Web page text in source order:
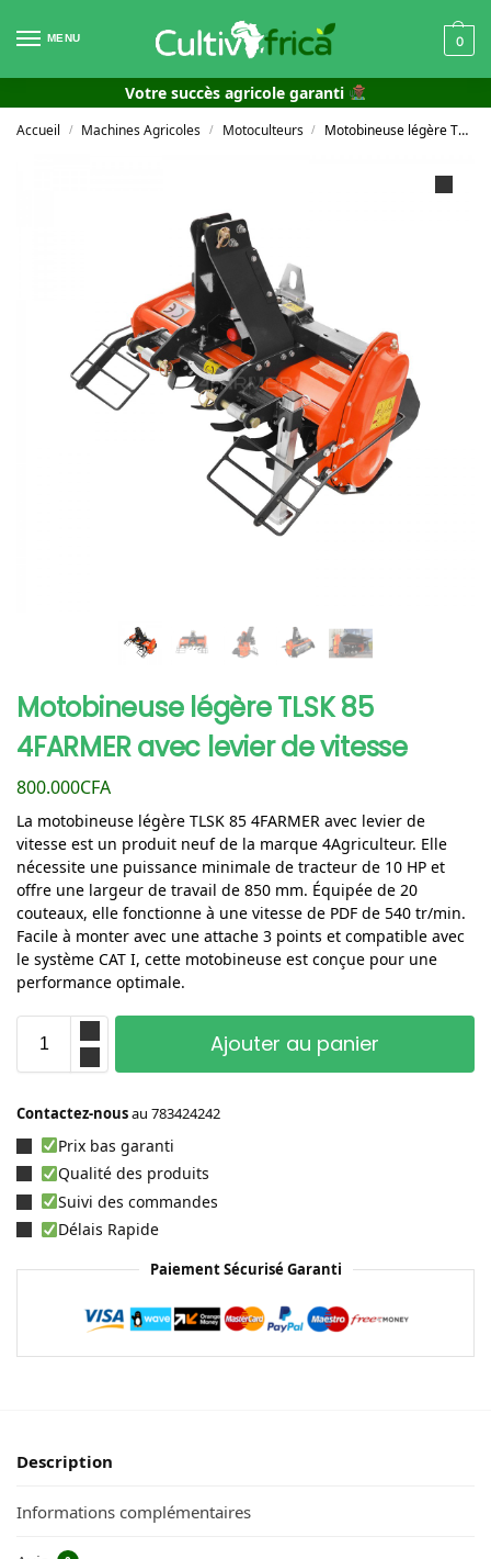
MENU 0
Votre succès agricole garanti
Accueil / Machines Agricoles / Motoculteurs / Motobineuse légère TLSK 85 4FARMER avec levier de vitesse
Motobineuse légère TLSK 85
4FARMER avec levier de vitesse
800.000CFA
La motobineuse légère TLSK 85 4FARMER avec levier de
vitesse est un produit neuf de la marque 4Agriculteur. Elle
nécessite une puissance minimale de tracteur de 10 HP et
offre une largeur de travail de 850 mm. Équipée de 20
couteaux, elle fonctionne à une vitesse de PDF de 540 tr/min.
Facile à monter avec une attache 3 points et compatible avec
le système CAT I, cette motobineuse est conçue pour une
performance optimale.
Ajouter au panier
Contactez-nousau 783424242
Prix bas garanti
Qualité des produits
Suivi des commandes
Délais Rapide
Paiement Sécurisé Garanti
Description
Informations complémentaires